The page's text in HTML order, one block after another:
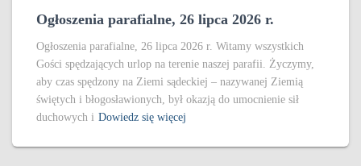
Ogłoszenia parafialne, 26 lipca 2026 r.
Ogłoszenia parafialne, 26 lipca 2026 r. Witamy wszystkich
Gości spędzających urlop na terenie naszej parafii. Życzymy,
aby czas spędzony na Ziemi sądeckiej – nazywanej Ziemią
świętych i błogosławionych, był okazją do umocnienie sił
duchowych i Dowiedz się więcej